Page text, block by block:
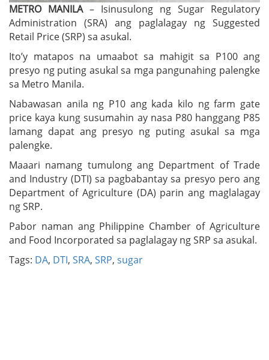
METRO MANILA – Isinusulong ng Sugar Regulatory
Administration (SRA) ang paglalagay ng Suggested
Retail Price (SRP) sa asukal.
Ito’y matapos na umaabot sa mahigit sa P100 ang
presyo ng puting asukal sa mga pangunahing palengke
sa Metro Manila.
Nabawasan anila ng P10 ang kada kilo ng farm gate
price kaya kung susumahin ay nasa P80 hanggang P85
lamang dapat ang presyo ng puting asukal sa mga
palengke.
Maaari namang tumulong ang Department of Trade
and Industry (DTI) sa pagbabantay sa presyo pero ang
Department of Agriculture (DA) parin ang maglalagay
ng SRP.
Pabor naman ang Philippine Chamber of Agriculture
and Food Incorporated sa paglalagay ng SRP sa asukal.
Tags: DA, DTI, SRA, SRP, sugar